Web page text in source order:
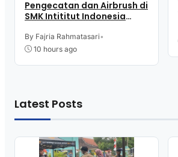
Pengecatan dan Airbrush di
SMK Intititut Indonesia
By Fajria Rahmatasari•
10 hours ago
Latest Posts